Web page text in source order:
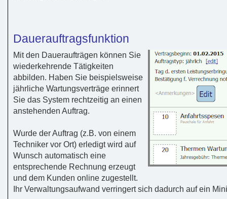
Dauerauftragsfunktion
Mit den Daueraufträgen können Sie
wiederkehrende Tätigkeiten
abbilden. Haben Sie beispielsweise
jährliche Wartungsverträge erinnert
Sie das System rechtzeitig an einen
anstehenden Auftrag.
Wurde der Auftrag (z.B. von einem
Techniker vor Ort) erledigt wird auf
Wunsch automatisch eine
entsprechende Rechnung erzeugt
und dem Kunden online zugestellt.
Ihr Verwaltungsaufwand verringert sich dadurch auf ein